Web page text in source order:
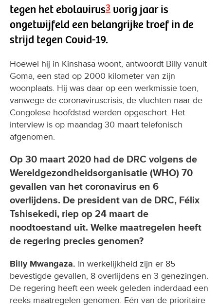
tegen het ebolavirus3 vorig jaar is
ongetwijfeld een belangrijke troef in de
strijd tegen Covid-19.
Hoewel hij in Kinshasa woont, antwoordt Billy vanuit
Goma, een stad op 2000 kilometer van zijn
woonplaats. Hij was daar op een werkmissie toen,
vanwege de coronaviruscrisis, de vluchten naar de
Congolese hoofdstad werden opgeschort. Het
interview is op maandag 30 maart telefonisch
afgenomen.
Op 30 maart 2020 had de DRC volgens de
Wereldgezondheidsorganisatie (WHO) 70
gevallen van het coronavirus en 6
overlijdens. De president van de DRC, Félix
Tshisekedi, riep op 24 maart de
noodtoestand uit. Welke maatregelen heeft
de regering precies genomen?
Billy Mwangaza. In werkelijkheid zijn er 85
bevestigde gevallen, 8 overlijdens en 3 genezingen.
De regering heeft een week geleden inderdaad een
reeks maatregelen genomen. Eén van de prioritaire